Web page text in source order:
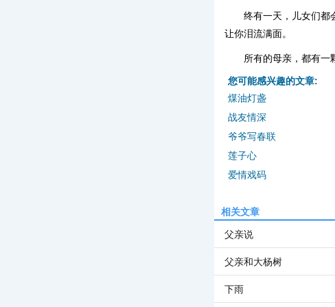
终有一天，儿女们都
让你泪流满面。
所有的母亲，都有一
您可能感兴趣的文章:
煤油灯盏
战友情深
爷爷写春联
莲子心
爱情戏码
相关文章
父亲说
父亲和大杨树
下雨